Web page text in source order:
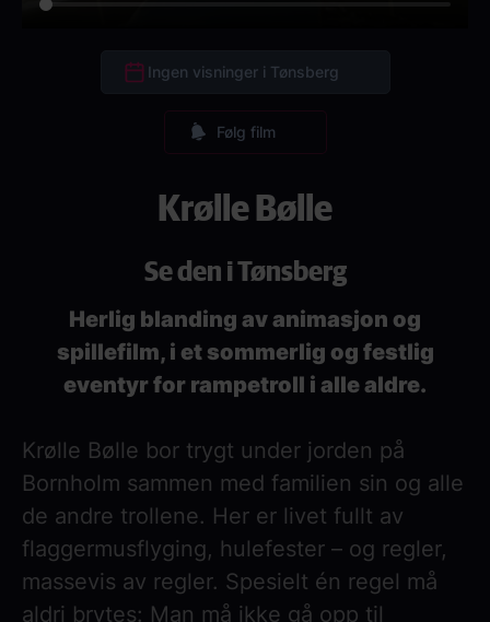
Ingen visninger i Tønsberg
Følg film
Krølle Bølle
Se den i Tønsberg
Herlig blanding av animasjon og
spillefilm, i et sommerlig og festlig
eventyr for rampetroll i alle aldre.
Krølle Bølle bor trygt under jorden på
Bornholm sammen med familien sin og alle
de andre trollene. Her er livet fullt av
flaggermusflyging, hulefester – og regler,
massevis av regler. Spesielt én regel må
aldri brytes: Man må ikke gå opp til